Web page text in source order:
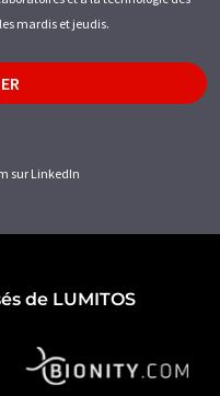
mardis et jeudis.
sur LinkedIn
de LUMITOS